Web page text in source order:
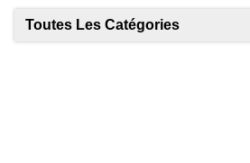
Toutes Les Catégories